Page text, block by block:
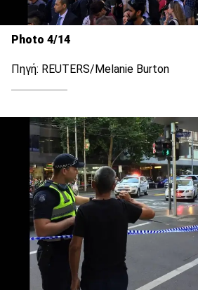
Photo 4/14
Πηγή: REUTERS/Melanie Burton